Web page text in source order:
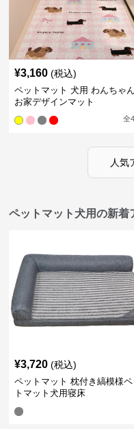
¥3,160 (税込)
ペットマット 犬用 わんちゃ
お家デザインマット
全4
人気
ペットマット犬用の新着
¥3,720 (税込)
ペットマット 枕付き縞模様ペ
トマット犬用寝床